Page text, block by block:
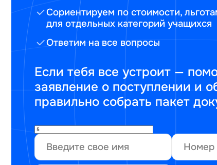
Сориентируем по стоимости,
для отдельных категорий учащихся
Ответим на все вопросы
Если тебя все устроит —
заявление о поступлении и
правильно собрать пакет